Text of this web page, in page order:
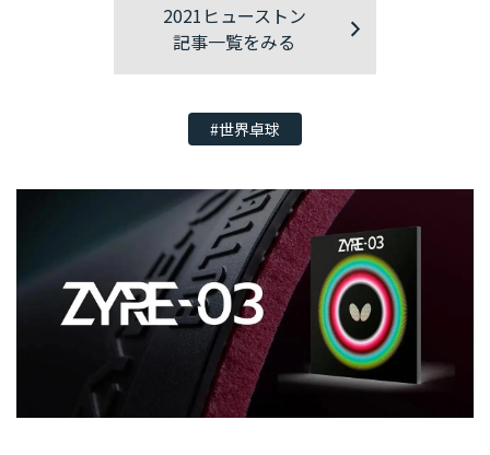
2021ヒューストン
記事一覧をみる
#世界卓球